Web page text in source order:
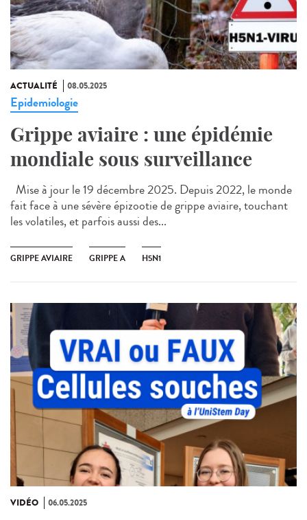
ACTUALITÉ 08.05.2025
Epidemiologie
Grippe aviaire : une épidémie
mondiale sous surveillance
Mise à jour le 19 décembre 2025. Depuis 2022, le monde
fait face à une sévère épizootie de grippe aviaire, touchant
les volatiles, et parfois aussi des...
GRIPPE AVIAIRE GRIPPE A H5N1
VIDÉO 06.05.2025